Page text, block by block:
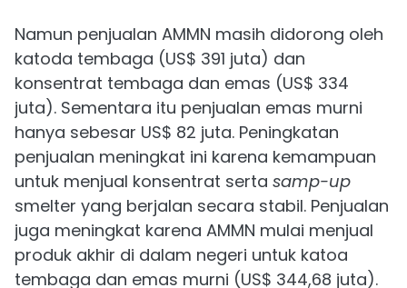
Namun penjualan AMMN masih didorong oleh
katoda tembaga (US$ 391 juta) dan
konsentrat tembaga dan emas (US$ 334
juta). Sementara itu penjualan emas murni
hanya sebesar US$ 82 juta. Peningkatan
penjualan meningkat ini karena kemampuan
untuk menjual konsentrat serta samp-up
smelter yang berjalan secara stabil. Penjualan
juga meningkat karena AMMN mulai menjual
produk akhir di dalam negeri untuk katoa
tembaga dan emas murni (US$ 344,68 juta).